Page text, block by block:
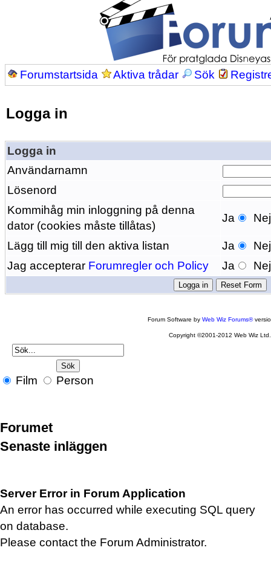
Forumstartsida Aktiva trådar Sök
Logga in
Logga in
Användarnamn
Lösenord
Kommihåg min inloggning på denna
dator (cookies måste tillåtas)
Ja Nej
Lägg till mig till den aktiva listan Ja
Nej
Jag accepterar Forumregler och Policy Ja Nej
Forum Software byWeb Wiz Forums®
Copyright ©2001-2012 Web Wiz Ltd.
Film Person
Forumet
Senaste inläggen
Server Error in Forum Application
An error has occurred while executing SQL query
on database.
Please contact the Forum Administrator.